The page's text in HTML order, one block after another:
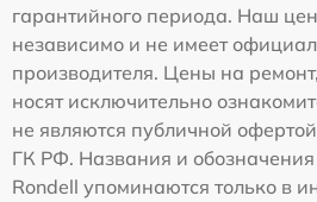
гарантийного периода. Наш
независимо и не имеет
производителя. Цены на
носят исключительно
не являются публичной
ГК РФ. Названия и обозначения
Rondell упоминаются только в